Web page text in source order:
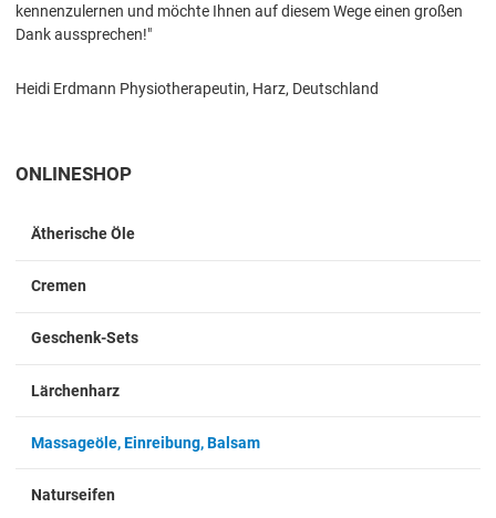
ONLINESHOP
Ätherische Öle
Cremen
Geschenk-Sets
Lärchenharz
Massageöle, Einreibung, Balsam
Naturseifen
kennenzulernen und möchte Ihnen auf diesem Wege einen großen
Dank aussprechen!"
Heidi Erdmann Physiotherapeutin, Harz, Deutschland